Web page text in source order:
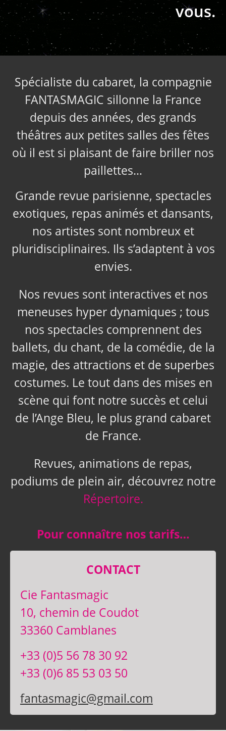
vous.
Spécialiste du cabaret, la compagnie
FANTASMAGIC sillonne la France
depuis des années, des grands
théâtres aux petites salles des fêtes
où il est si plaisant de faire briller nos
paillettes…
Grande revue parisienne, spectacles
exotiques, repas animés et dansants,
nos artistes sont nombreux et
pluridisciplinaires. Ils s’adaptent à vos
envies.
Nos revues sont interactives et nos
meneuses hyper dynamiques ; tous
nos spectacles comprennent des
ballets, du chant, de la comédie, de la
magie, des attractions et de superbes
costumes. Le tout dans des mises en
scène qui font notre succès et celui
de l’Ange Bleu, le plus grand cabaret
de France.
Revues, animations de repas,
podiums de plein air, découvrez notre
Répertoire.
Pour connaître nos tarifs…
CONTACT
Cie Fantasmagic
10, chemin de Coudot
33360 Camblanes
+33 (0)5 56 78 30 92
+33 (0)6 85 53 03 50
fantasmagic@gmail.com